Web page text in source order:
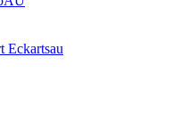
Eckartsau